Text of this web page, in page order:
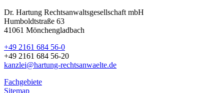
Dr. Hartung Rechtsanwaltsgesellschaft mbH
Humboldtstraße 63
41061 Mönchengladbach
+49 2161 684 56-0
+49 2161 684 56-20
kanzlei@hartung-rechtsanwaelte.de
Fachgebiete
Sitemap